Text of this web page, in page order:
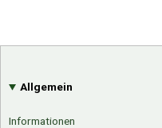
Allgemein
Informationen